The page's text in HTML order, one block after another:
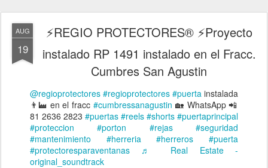
AUG
19
⚡REGIO PROTECTORES® ⚡Proyecto
instalado RP 1491 instalado en el Fracc.
Cumbres San Agustin
@regioprotectores #regioprotectores #puerta instalada
👨‍🏭 en el fracc#cumbressanagustin 🏡 WhatsApp 📲
81 2636 2823 #puertas #reels #shorts #puertaprincipal
#proteccion
#porton #rejas
#seguridad
#mantenimiento
#herreria #herreros
#puerta
#protectoresparaventanas
♬ Real Estate -
original_soundtrack